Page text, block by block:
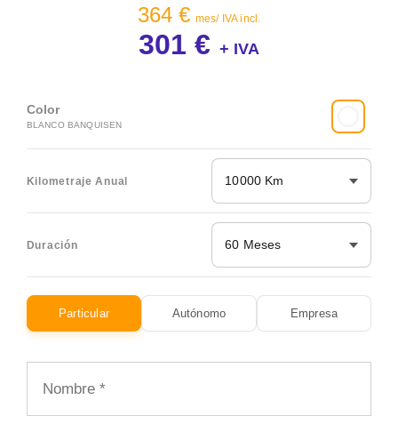
364 € mes/ IVA incl.
301 € + IVA
Color
BLANCO BANQUISEN
Kilometraje Anual 10000 Km
Duración 60 Meses
Particular Autónomo Empresa